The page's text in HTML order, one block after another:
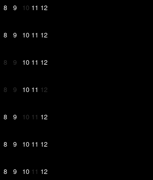
8 9 10 11 12
8 9 10 11 12
8 9 10 11 12
8 9 10 11 12
8 9 10 11 12
8 9 10 11 12
8 9 10 11 12